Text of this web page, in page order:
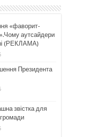
«фаворит-
аутсайдери
(РЕКЛАМА)
Президента
звістка для